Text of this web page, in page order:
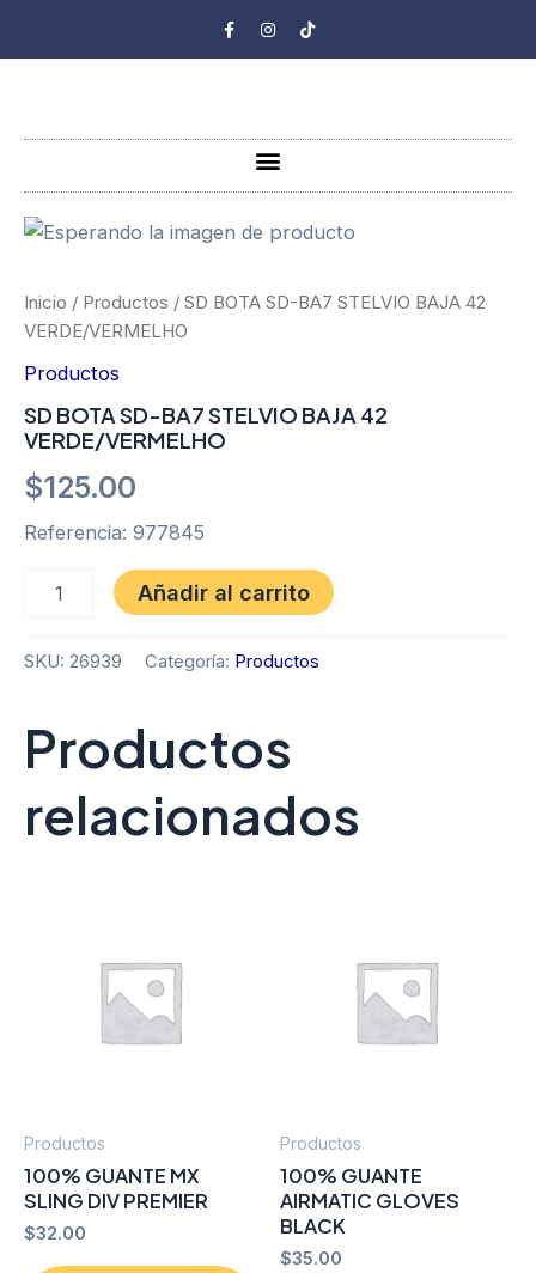
F
a
k
I
n
a
m
T
i
Menu
Inicio / Productos / SD BOTA SD-BA7 STELVIO BAJA 42
VERDE/VERMELHO
Productos
SD BOTA SD-BA7 STELVIO BAJA 42
VERDE/VERMELHO
$125.00
Referencia: 977845
SD
BA7
STELVIO
42
cantidad
Añadir al carrito
SKU: 26939 Categoría: Productos
Productos
relacionados
Productos
100% GUANTE MX
SLING DIV PREMIER
$32.00
Productos
100% GUANTE
AIRMATIC GLOVES
BLACK
$35.00